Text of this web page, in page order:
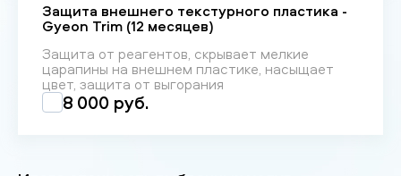
Защита внешнего текстурного пластика -
Gyeon Trim (12 месяцев)
Защита от реагентов, скрывает мелкие
царапины на внешнем пластике, насыщает
цвет, защита от выгорания
8 000 руб.